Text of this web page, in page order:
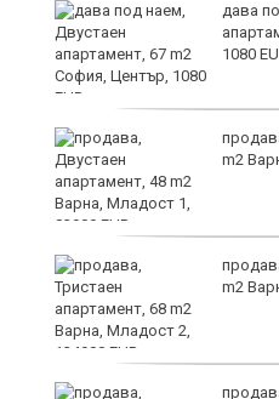
дава
1080
m2
m2